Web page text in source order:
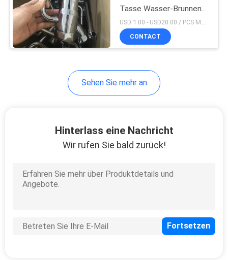
Wettbewerbs-
Zusätze
Swimmingpool-
Reinigungsausrüstung
Tasse Wasser-Brunnen-
Jet mit einer Düse
USD 1.00 - USD20.00 / PCS MOQ:1 PCS
CONTACT
Sehen Sie mehr an
Hinterlass eine Nachricht
Wir rufen Sie bald zurück!